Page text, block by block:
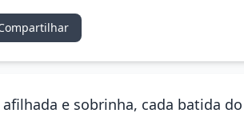
e sobrinha, cada batida